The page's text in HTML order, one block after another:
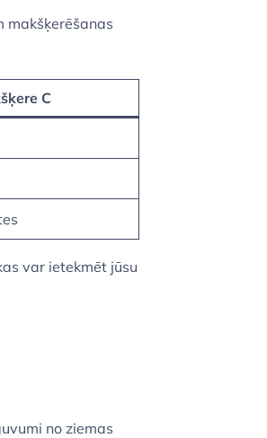
makšķerēšanas
C
var ietekmēt jūsu
no ziemas